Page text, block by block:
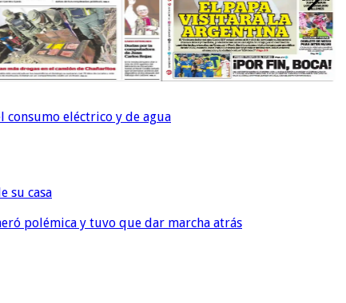
consumo eléctrico y de agua
su casa
polémica y tuvo que dar marcha atrás